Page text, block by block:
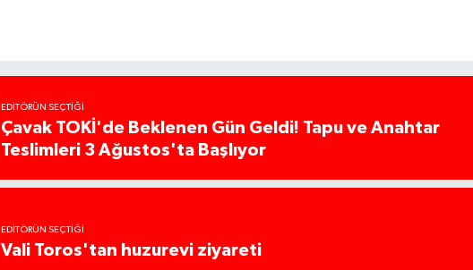
EDITÖRÜN SEÇTIĞI
Çavak TOKİ'de Beklenen Gün Geldi! Tapu ve Anahtar
Teslimleri 3 Ağustos'ta Başlıyor
EDITÖRÜN SEÇTIĞI
Vali Toros'tan huzurevi ziyareti